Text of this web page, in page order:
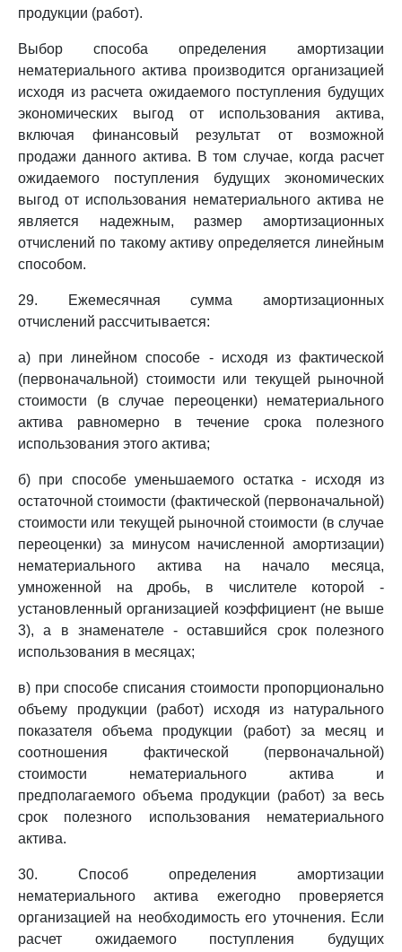
продукции (работ).
Выбор способа определения амортизации
нематериального актива производится организацией
исходя из расчета ожидаемого поступления будущих
экономических выгод от использования актива,
включая финансовый результат от возможной
продажи данного актива. В том случае, когда расчет
ожидаемого поступления будущих экономических
выгод от использования нематериального актива не
является надежным, размер амортизационных
отчислений по такому активу определяется линейным
способом.
29. Ежемесячная сумма амортизационных
отчислений рассчитывается:
а) при линейном способе - исходя из фактической
(первоначальной) стоимости или текущей рыночной
стоимости (в случае переоценки) нематериального
актива равномерно в течение срока полезного
использования этого актива;
б) при способе уменьшаемого остатка - исходя из
остаточной стоимости (фактической (первоначальной)
стоимости или текущей рыночной стоимости (в случае
переоценки) за минусом начисленной амортизации)
нематериального актива на начало месяца,
умноженной на дробь, в числителе которой -
установленный организацией коэффициент (не выше
3), а в знаменателе - оставшийся срок полезного
использования в месяцах;
в) при способе списания стоимости пропорционально
объему продукции (работ) исходя из натурального
показателя объема продукции (работ) за месяц и
соотношения фактической (первоначальной)
стоимости нематериального актива и
предполагаемого объема продукции (работ) за весь
срок полезного использования нематериального
актива.
30. Способ определения амортизации
нематериального актива ежегодно проверяется
организацией на необходимость его уточнения. Если
расчет ожидаемого поступления будущих